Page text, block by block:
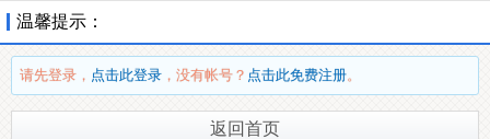
温馨提示：
请先登录， 点击此登录 ，没有帐号？ 点击此免费注册。
返回首页